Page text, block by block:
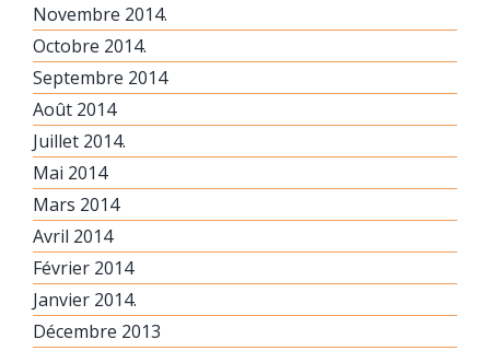
Novembre 2014.
Octobre 2014.
Septembre 2014
Août 2014
Juillet 2014.
Mai 2014
Mars 2014
Avril 2014
Février 2014
Janvier 2014.
Décembre 2013